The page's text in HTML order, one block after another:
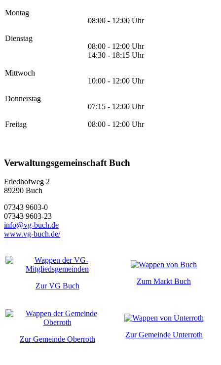
Montag
08:00 - 12:00 Uhr
Dienstag
08:00 - 12:00 Uhr
14:30 - 18:15 Uhr
Mittwoch
10:00 - 12:00 Uhr
Donnerstag
07:15 - 12:00 Uhr
Freitag 08:00 - 12:00 Uhr
Verwaltungsgemeinschaft Buch
Friedhofweg 2
89290 Buch
07343 9603-0
07343 9603-23
info@vg-buch.de
www.vg-buch.de/
Zur VG Buch
Zum Markt Buch
Zur Gemeinde Oberroth
Zur Gemeinde Unterroth